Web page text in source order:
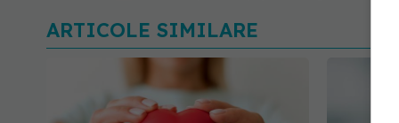
ARTICOLE SIMILARE